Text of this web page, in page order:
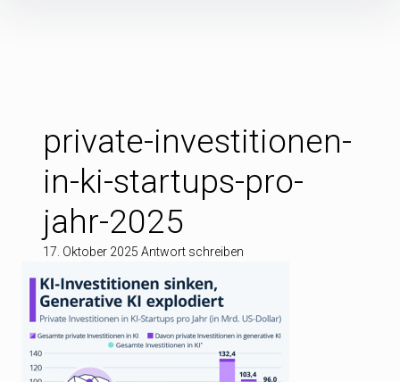
private-investitionen-
in-ki-startups-pro-
jahr-2025
17. Oktober 2025 Antwort schreiben